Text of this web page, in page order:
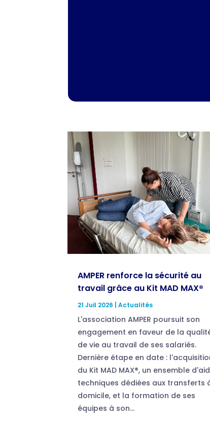
AMPER renforce la sécurité au
travail grâce au Kit MAD MAX®
21 Juil 2026 |Actualités
L'association AMPER poursuit son
engagement en faveur de la
de vie au travail de ses salariés.
Dernière étape en date :
du Kit MAD MAX®, un ensemble
techniques dédiées aux transferts
domicile, et la formation de ses
équipes à son...